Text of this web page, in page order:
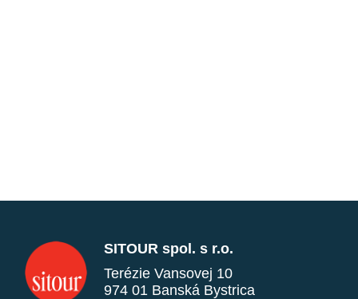
SITOUR spol. s r.o.
Terézie Vansovej 10
974 01 Banská Bystrica